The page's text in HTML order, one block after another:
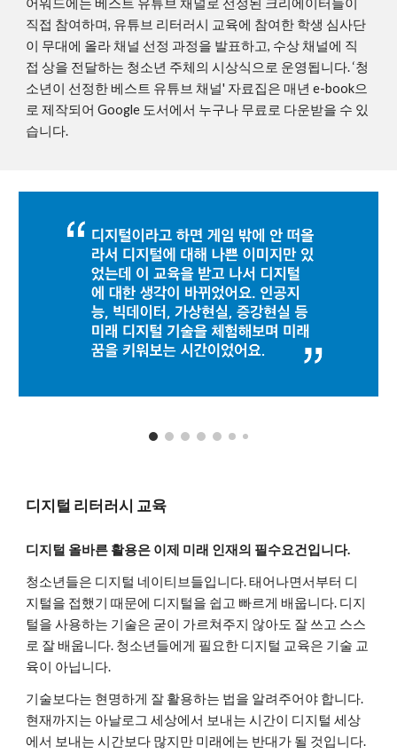
직접 참여하며, 유튜브 리터러시 교육에 참여한 학생 심사단
이 무대에 올라 채널 선정 과정을 발표하고, 수상 채널에 직
접 상을 전달하는 청소년 주체의 시상식으로 운영됩니다. ‘청
소년이 선정한 베스트 유튜브 채널' 자료집은 매년 e-book으
로 제작되어 Google 도서에서 누구나 무료로 다운받을 수 있
습니다.
디지털 리터러시 교육
디지털 올바른 활용은 이제 미래 인재의 필수요건입니다.
청소년들은 디지털 네이티브들입니다. 태어나면서부터 디
지털을 접했기 때문에 디지털을 쉽고 빠르게 배웁니다. 디지
털을 사용하는 기술은 굳이 가르쳐주지 않아도 잘 쓰고 스스
로 잘 배웁니다. 청소년들에게 필요한 디지털 교육은 기술 교
육이 아닙니다.
기술보다는 현명하게 잘 활용하는 법을 알려주어야 합니다.
현재까지는 아날로그 세상에서 보내는 시간이 디지털 세상
에서 보내는 시간보다 많지만 미래에는 반대가 될 것입니다.